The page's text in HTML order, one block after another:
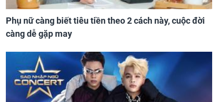
Phụ nữ càng biết tiêu tiền theo 2 cách này, cuộc đời
càng dễ gặp may